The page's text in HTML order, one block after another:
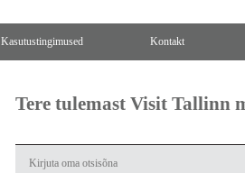
Kasutustingimused Kontakt
Tere tulemast Visit Tallinn